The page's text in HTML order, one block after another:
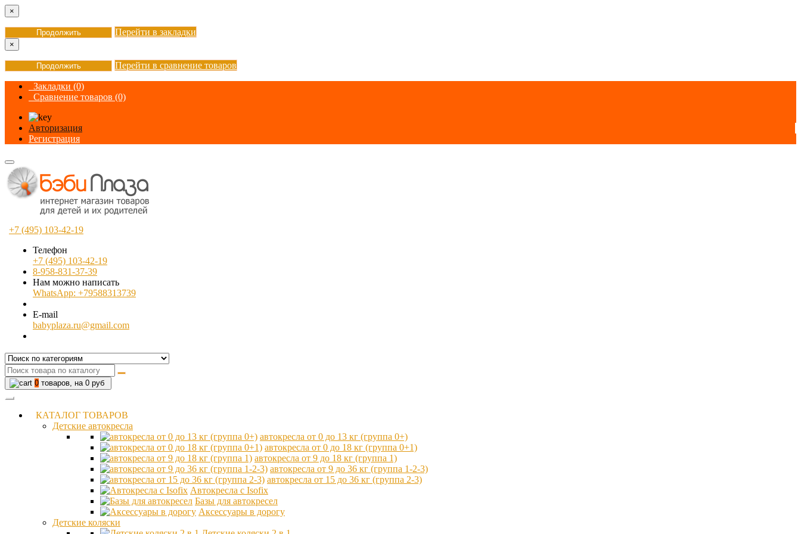
×
Продолжить Перейти в закладки
×
Продолжить Перейти в сравнение товаров
Закладки (0)
Сравнение товаров (0)
Авторизация
Регистрация
+7 (495) 103-42-19
Телефон
+7 (495) 103-42-19
8-958-831-37-39
Нам можно написать
WhatsApp: +79588313739
E-mail
babyplaza.ru@gmail.com
0 товаров, на 0 руб
КАТАЛОГ ТОВАРОВ
Детские автокресла
автокресла от 0 до 13 кг (группа 0+)
автокресла от 0 до 18 кг (группа 0+1)
автокресла от 9 до 18 кг (группа 1)
автокресла от 9 до 36 кг (группа 1-2-3)
автокресла от 15 до 36 кг (группа 2-3)
Автокресла с Isofix
Базы для автокресел
Аксессуары в дорогу
Детские коляски